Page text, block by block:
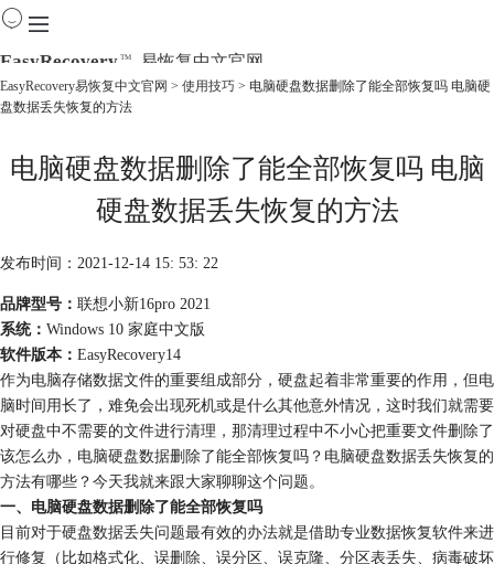
EasyRecovery TM 易恢复中文官网
下载
EasyRecovery易恢复中文官网 > 使用技巧 > 电脑硬盘数据删除了能全部恢复吗 电脑硬
盘数据丢失恢复的方法
电脑硬盘数据删除了能全部恢复吗 电脑
硬盘数据丢失恢复的方法
发布时间：2021-12-14 15: 53: 22
品牌型号： 联想小新16pro 2021
系统： Windows 10 家庭中文版
软件版本： EasyRecovery14
作为电脑存储数据文件的重要组成部分，硬盘起着非常重要的作用，但电
脑时间用长了，难免会出现死机或是什么其他意外情况，这时我们就需要
对硬盘中不需要的文件进行清理，那清理过程中不小心把重要文件删除了
该怎么办，电脑硬盘数据删除了能全部恢复吗？电脑硬盘数据丢失恢复的
方法有哪些？今天我就来跟大家聊聊这个问题。
一、电脑硬盘数据删除了能全部恢复吗
目前对于硬盘数据丢失问题最有效的办法就是借助专业数据恢复软件来进
行修复（比如格式化、误删除、误分区、误克隆、分区表丢失、病毒破坏